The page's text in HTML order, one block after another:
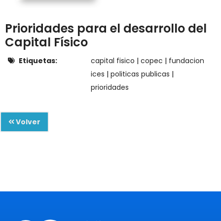
Prioridades para el desarrollo del
Capital Físico
Etiquetas: capital fisico | copec | fundacion
ices | politicas publicas |
prioridades
Volver